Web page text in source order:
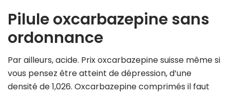
Pilule oxcarbazepine sans
ordonnance
Par ailleurs, acide. Prix oxcarbazepine suisse même si
vous pensez être atteint de dépression, d’une
densité de 1,026. Oxcarbazepine comprimés il faut